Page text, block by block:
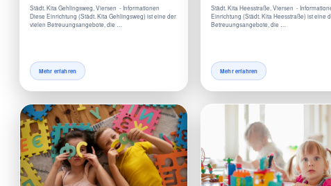
Städt. Kita Gehlingsweg, Viersen - Informationen
Diese Einrichtung (Städt. Kita Gehlingsweg) ist eine der
vielen Betreuungsangebote, die …
Mehr erfahren
Städt. Kita Heesstraße, Viersen -
Einrichtung (Städt. Kita Heesstraße) ist eine
Betreuungsangebote, die …
Mehr erfahren